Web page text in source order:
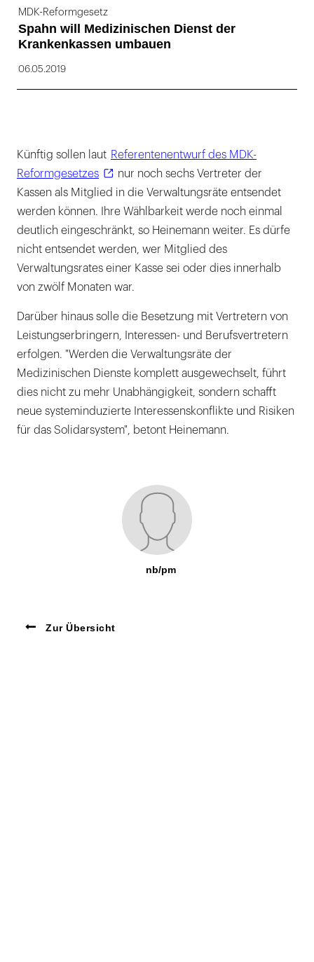
MDK-Reformgesetz
Spahn will Medizinischen Dienst der
Krankenkassen umbauen
06.05.2019
Künftig sollen laut Referentenentwurf des MDK-
Reformgesetzes
nur noch sechs Vertreter der
Kassen als Mitglied in die Verwaltungsräte entsendet
werden können. Ihre Wählbarkeit werde noch einmal
deutlich eingeschränkt, so Heinemann weiter. Es dürfe
nicht entsendet werden, wer Mitglied des
Verwaltungsrates einer Kasse sei oder dies innerhalb
von zwölf Monaten war.
Darüber hinaus solle die Besetzung mit Vertretern von
Leistungserbringern, Interessen- und Berufsvertretern
erfolgen. "Werden die Verwaltungsräte der
Medizinischen Dienste komplett ausgewechselt, führt
dies nicht zu mehr Unabhängigkeit, sondern schafft
neue systeminduzierte Interessenskonflikte und Risiken
für das Solidarsystem", betont Heinemann.
nb/pm
Zur Übersicht